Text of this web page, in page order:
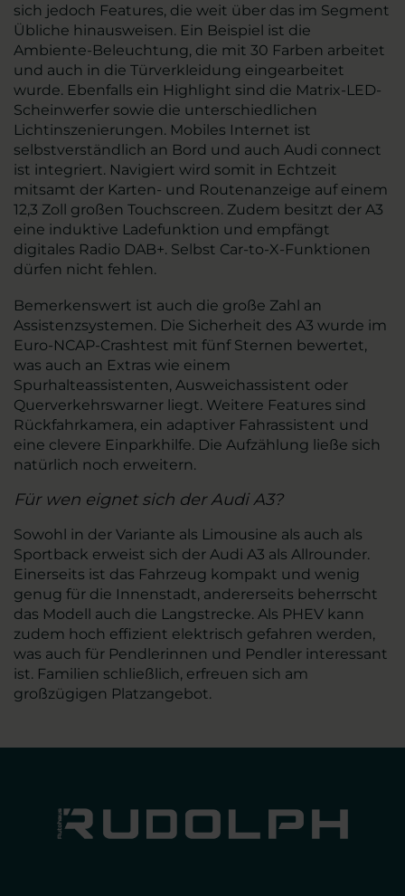
sich jedoch Features, die weit über das im Segment
Übliche hinausweisen. Ein Beispiel ist die
Ambiente-Beleuchtung, die mit 30 Farben arbeitet
und auch in die Türverkleidung eingearbeitet
wurde. Ebenfalls ein Highlight sind die Matrix-LED-
Scheinwerfer sowie die unterschiedlichen
Lichtinszenierungen. Mobiles Internet ist
selbstverständlich an Bord und auch Audi connect
ist integriert. Navigiert wird somit in Echtzeit
mitsamt der Karten- und Routenanzeige auf einem
12,3 Zoll großen Touchscreen. Zudem besitzt der A3
eine induktive Ladefunktion und empfängt
digitales Radio DAB+. Selbst Car-to-X-Funktionen
dürfen nicht fehlen.
Bemerkenswert ist auch die große Zahl an
Assistenzsystemen. Die Sicherheit des A3 wurde im
Euro-NCAP-Crashtest mit fünf Sternen bewertet,
was auch an Extras wie einem
Spurhalteassistenten, Ausweichassistent oder
Querverkehrswarner liegt. Weitere Features sind
Rückfahrkamera, ein adaptiver Fahrassistent und
eine clevere Einparkhilfe. Die Aufzählung ließe sich
natürlich noch erweitern.
Für wen eignet sich der Audi A3?
Sowohl in der Variante als Limousine als auch als
Sportback erweist sich der Audi A3 als Allrounder.
Einerseits ist das Fahrzeug kompakt und wenig
genug für die Innenstadt, andererseits beherrscht
das Modell auch die Langstrecke. Als PHEV kann
zudem hoch effizient elektrisch gefahren werden,
was auch für Pendlerinnen und Pendler interessant
ist. Familien schließlich, erfreuen sich am
großzügigen Platzangebot.